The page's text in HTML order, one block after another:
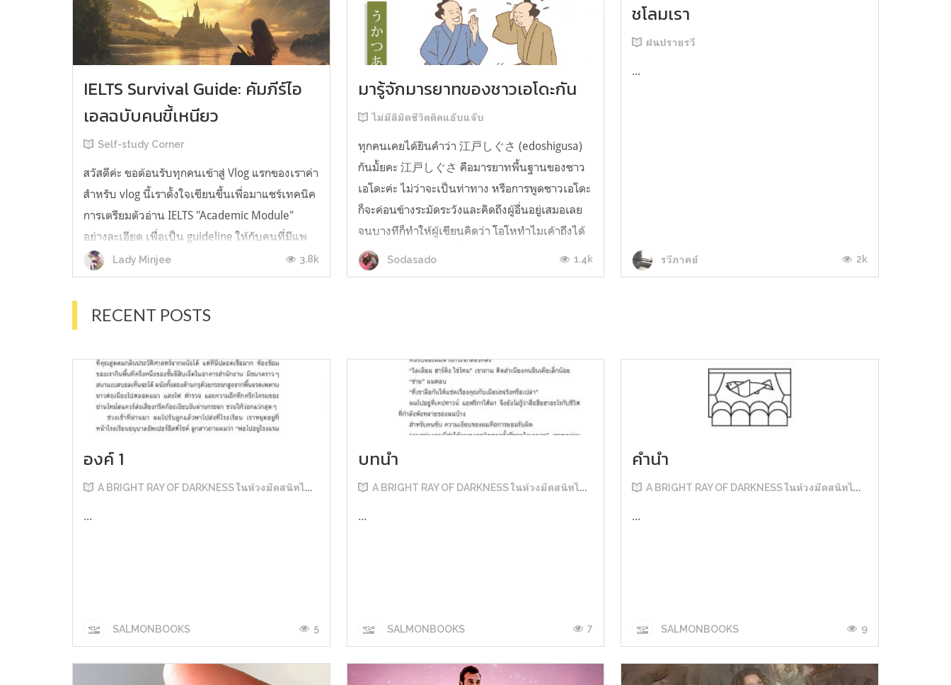
IELTS Survival Guide: คัมภีร์ไอ
เอลฉบับคนขี้เหนียว
Self-study Corner
สวัสดีค่ะ ขอต้อนรับทุกคนเข้าสู่ Vlog แรกของเราค่า
สำหรับ vlog นี้เราตั้งใจเขียนขึ้นเพื่อมาแชร์เทคนิค
การเตรียมตัวอ่าน IELTS "Academic Module"
อย่างละเอียด เพื่อเป็น guideline ให้กับคนที่มีแพ
ลนจะสอบแต่ไม่รู้ต้องเริ่มตรงไหน หรืออยากจะได้
ข้อมูลเพิ่มเติมมาเสริมความมั่นใจจากที่ตัวเองเรียน
Lady Minjee 3.8k
มารู้จักมารยาทของชาวเอโดะกัน
ไม่มีลิมิตชีวิตติดแอ๊บแจ๊บ
ทุกคนเคยได้ยินคำว่า 江戸しぐさ (edoshigusa)
กันมั้ยคะ 江戸しぐさ คือมารยาทพื้นฐานของชาว
เอโดะค่ะ ไม่ว่าจะเป็นท่าทาง หรือการพูดชาวเอโดะ
ก็จะค่อนข้างระมัดระวังและคิดถึงผู้อื่นอยู่เสมอเลย
จนบางทีก็ทำให้ผู้เขียนคิดว่า โอโหทำไมเค้าถึงได้
คิดถึงคนอื่นได้ขนาดนี้นะอยากรู้มั้ยคะว่าชาวเอโดะ
มารยาทดีขนาดไหน มาลองอ่านกันได้เ...
Sodasado 1.4k
ชโลมเรา
ฝนปรายรวี
...
รวีภาคย์ 2k
RECENT POSTS
องค์ 1
A BRIGHT RAY OF DARKNESS ในห้วงมืดสนิทไม่มิดแสง
...
SALMONBOOKS 5
บทนำ
A BRIGHT RAY OF DARKNESS ในห้วงมืดสนิทไม่มิดแสง
...
SALMONBOOKS 7
คำนำ
A BRIGHT RAY OF DARKNESS ในห้วงมืดสนิทไม่มิดแสง
...
SALMONBOOKS 9